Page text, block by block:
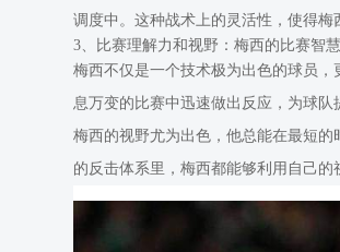
调度中。这种战术上的灵活性，使得梅
3、比赛理解力和视野：梅西的比赛智慧
梅西不仅是一个技术极为出色的球员
息万变的比赛中迅速做出反应，为球队
梅西的视野尤为出色，他总能在最短
的反击体系里，梅西都能够利用自己的